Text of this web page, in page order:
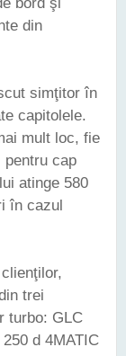
din
simţitor în
capitolele.
mult loc, fie
pentru cap
atinge 580
în cazul
trei
turbo: GLC
d 4MATIC